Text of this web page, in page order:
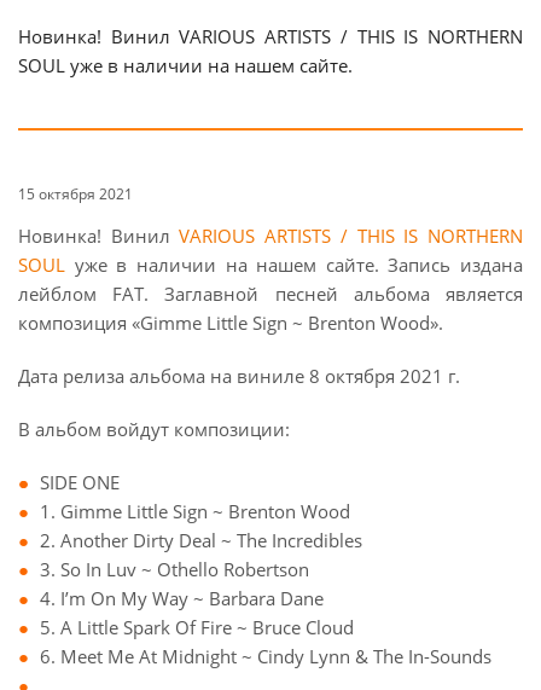
Новинка! Винил VARIOUS ARTISTS / THIS IS NORTHERN
SOUL уже в наличии на нашем сайте.
15 октября 2021
Новинка! ВинилVARIOUS ARTISTS / THIS IS NORTHERN
SOUL уже в наличии на нашем сайте. Запись издана
лейблом FAT. Заглавной песней альбома является
композиция «Gimme Little Sign ~ Brenton Wood».
Дата релиза альбома на виниле 8 октября 2021 г.
В альбом войдут композиции:
SIDE ONE
1. Gimme Little Sign ~ Brenton Wood
2. Another Dirty Deal ~ The Incredibles
3. So In Luv ~ Othello Robertson
4. I’m On My Way ~ Barbara Dane
5. A Little Spark Of Fire ~ Bruce Cloud
6. Meet Me At Midnight ~ Cindy Lynn & The In-Sounds